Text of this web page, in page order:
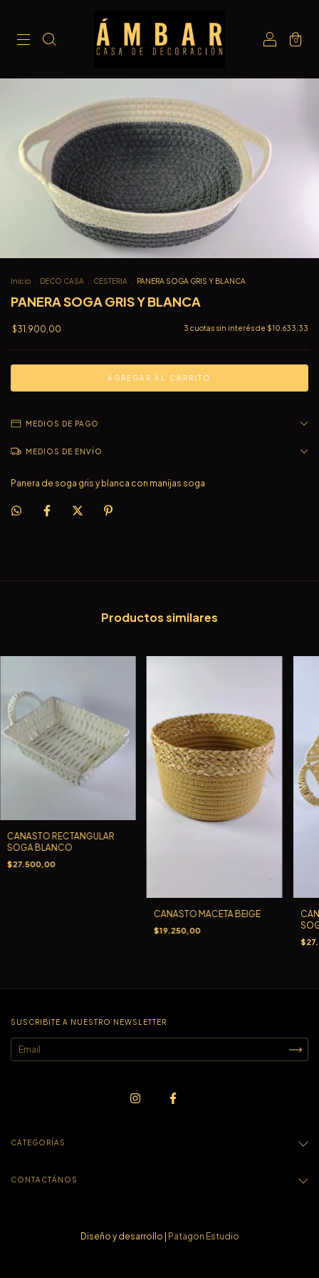
0
Inicio DECO CASA CESTERIA PANERA SOGA GRIS Y BLANCA
PANERA SOGA GRIS Y BLANCA
$31.900,00 3 cuotas sin interés de $10.633,33
MEDIOS DE PAGO
MEDIOS DE ENVÍO
Panera de soga gris y blanca con manijas soga
Productos similares
CANASTO RECTANGULAR
SOGA BLANCO
$27.500,00
CANASTO MACETA BEIGE
$19.250,00
SUSCRIBITE A NUESTRO NEWSLETTER
CATEGORÍAS
CONTACTÁNOS
Diseño y desarrollo | Patagon Estudio